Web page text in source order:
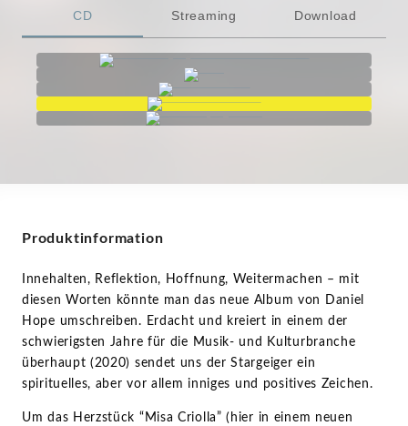
CD Streaming Download
Produktinformation
Innehalten, Reflektion, Hoffnung, Weitermachen – mit
diesen Worten könnte man das neue Album von Daniel
Hope umschreiben. Erdacht und kreiert in einem der
schwierigsten Jahre für die Musik- und Kulturbranche
überhaupt (2020) sendet uns der Stargeiger ein
spirituelles, aber vor allem inniges und positives Zeichen.
Um das Herzstück “Misa Criolla” (hier in einem neuen